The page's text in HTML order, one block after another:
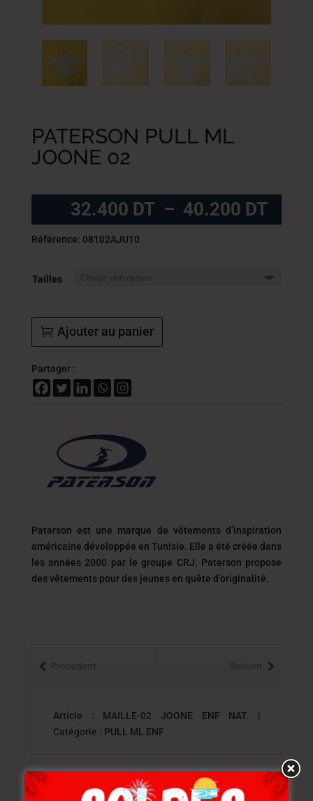
PATERSON PULL ML
JOONE 02
32.400 DT – 40.200 DT
de
DT
Référence: 08102AJU10
Tailles
Ajouter au panier
Partager :
Paterson est une marque de vêtements d’inspiration
américaine développée en Tunisie. Elle a été créée dans
les années 2000 par le groupe CRJ. Paterson propose
des vêtements pour des jeunes en quête d’originalité.
Article : MAILLE-02 JOONE ENF NAT. |
Catégorie : PULL ML ENF